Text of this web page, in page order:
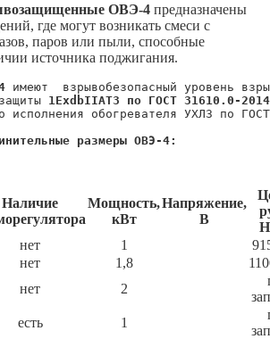
ОВЭ-4 предназначены
где могут возникать смеси с
паров или пыли, способные
источника поджигания.
имеют  взрывобезопасный уровень
1EхdbIIАT3 по ГОСТ 31610.0-
исполнения обогревателя УХЛ3 по
размеры ОВЭ-4:
Наличие
Мощность,
кВт
Напряжение,
В
нет 1
нет 1,8
нет 2
есть 1